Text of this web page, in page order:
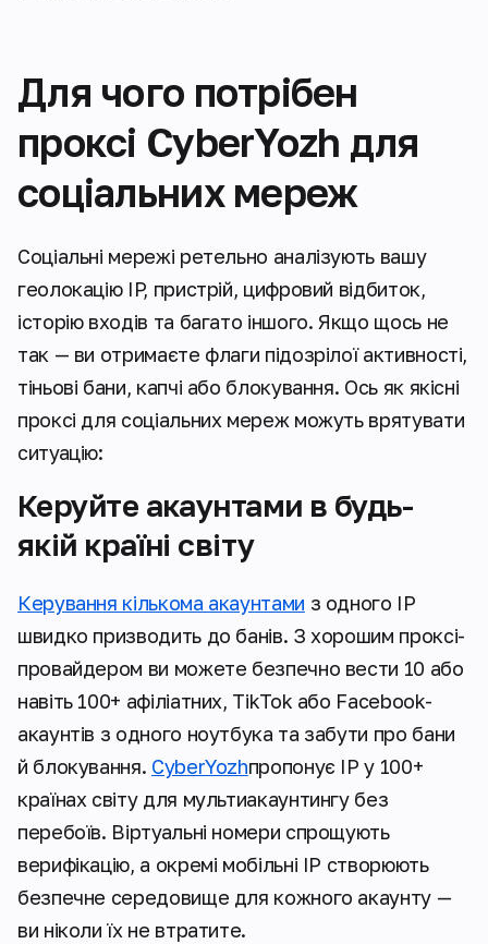
Для чого потрібен
проксі CyberYozh для
соціальних мереж
Соціальні мережі ретельно аналізують вашу
геолокацію IP, пристрій, цифровий відбиток,
історію входів та багато іншого. Якщо щось не
так — ви отримаєте флаги підозрілої активності,
тіньові бани, капчі або блокування. Ось як якісні
проксі для соціальних мереж можуть врятувати
ситуацію:
Керуйте акаунтами в будь-
якій країні світу
Керування кількома акаунтами з одного IP
швидко призводить до банів. З хорошим проксі-
провайдером ви можете безпечно вести 10 або
навіть 100+ афіліатних, TikTok або Facebook-
акаунтів з одного ноутбука та забути про бани
й блокування. CyberYozhпропонує IP у 100+
країнах світу для мультиакаунтингу без
перебоїв. Віртуальні номери спрощують
верифікацію, а окремі мобільні IP створюють
безпечне середовище для кожного акаунту —
ви ніколи їх не втратите.